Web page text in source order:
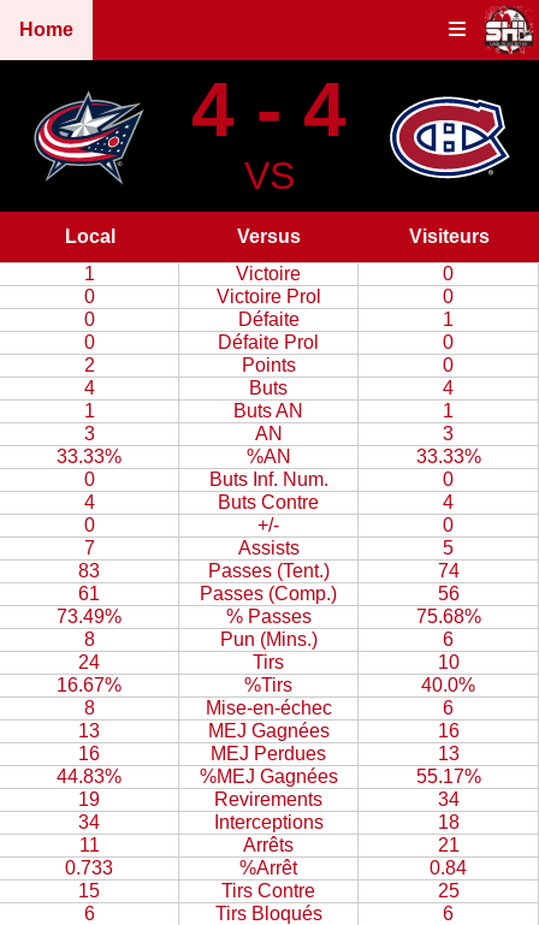
Home
4 - 4
VS
Local Versus
Visiteurs
1
Victoire
0
0
Victoire Prol
0
0
Défaite
1
0
Défaite Prol
0
2
Points
0
4
Buts
4
1
Buts AN
1
3
AN
3
33.33%
%AN
33.33%
0
Buts Inf. Num.
0
4
Buts Contre
4
0
+/-
0
7
Assists
5
83
Passes (Tent.)
74
61
Passes (Comp.)
56
73.49%
% Passes
75.68%
8
Pun (Mins.)
6
24
Tirs
10
16.67%
%Tirs
40.0%
8
Mise-en-échec
6
13
MEJ Gagnées
16
16
MEJ Perdues
13
44.83%
%MEJ Gagnées
55.17%
19
Revirements
34
34
Interceptions
18
11
Arrêts
21
0.733
%Arrêt
0.84
15
Tirs Contre
25
6
Tirs Bloqués
6